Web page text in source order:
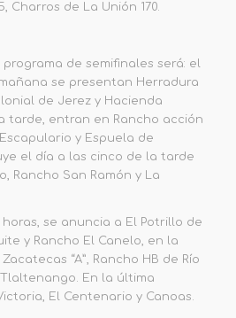
Charros de La Unión 170.
de semifinales será: el
se presentan Herradura
de Jerez y Hacienda
tarde, entran en Rancho acción
y Espuela de
el día a las cinco de la tarde
Rancho San Ramón y La
horas, se anuncia a El Potrillo de
y Rancho El Canelo, en la
“A”, Rancho HB de Río
En la última
El Centenario y Canoas.